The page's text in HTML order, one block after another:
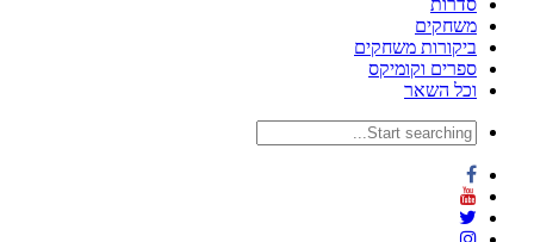
משחקים
ביקורות משחקים
ספרים וקומיקס
וכל השאר